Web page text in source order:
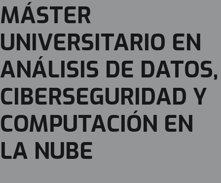
MÁSTER
UNIVERSITARIO EN
ANÁLISIS DE DATOS,
CIBERSEGURIDAD Y
COMPUTACIÓN EN
LA NUBE